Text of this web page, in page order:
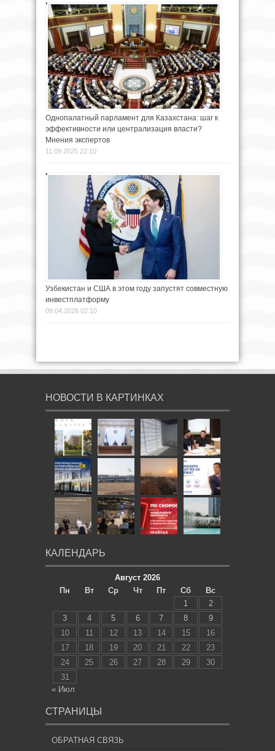
Однопалатный парламент для Казахстана: шаг к
эффективности или централизация власти?
Мнения экспертов
11.09.2025 22:10
Узбекистан и США в этом году запустят совместную
инвестплатформу
09.04.2026 02:10
НОВОСТИ В КАРТИНКАХ
КАЛЕНДАРЬ
Август 2026
Пн
Вт Ср Чт Пт Сб
Вс
1
2
3
4 5 6 7 8
9
10
11 12 13 14 15
16
17
18 19 20 21 22
23
24
25 26 27 28 29
30
31
« Июл
СТРАНИЦЫ
ОБРАТНАЯ СВЯЗЬ